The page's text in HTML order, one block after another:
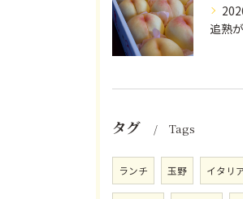
タグ Tags
ランチ 玉野 イタリ